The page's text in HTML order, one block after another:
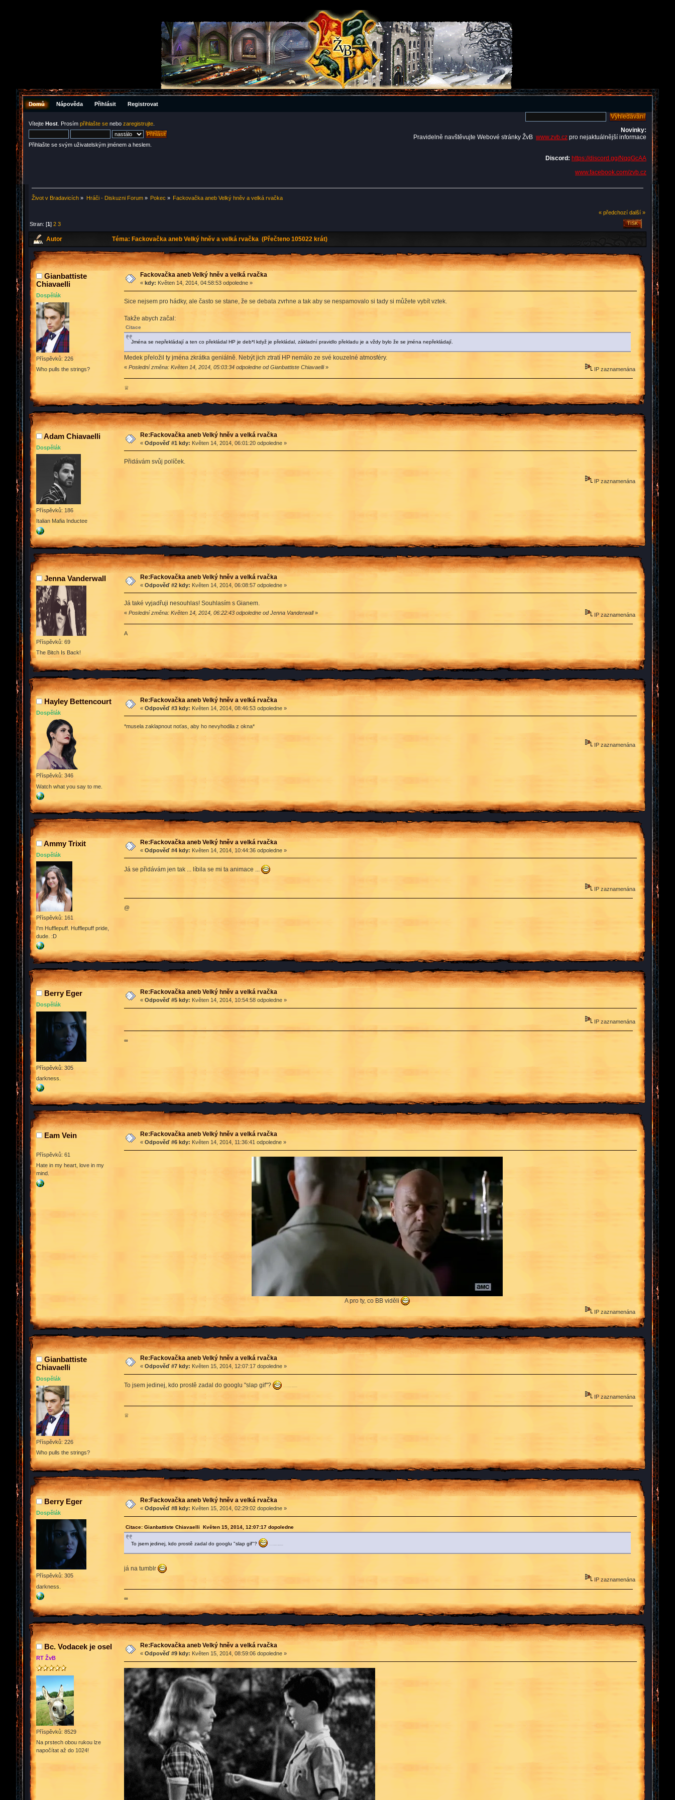
Domů Nápověda Přihlásit Registrovat
Vítejte Host . Prosím přihlašte se nebo zaregistrujte
Přihlašte se svým uživatelským jménem a heslem.
Novinky:
Pravidelně navštěvujte Webové stránky ŽvB www.zvb.cz pro nejaktuálnější informace
Discord: https://discord.gg/NqqGcAA
www.facebook.com/zvb.cz
Život v Bradavicích » Hráči - Diskuzni Forum» Pokec » Fackovačka aneb Velký hněv a velká rvačka
« předchozí další »
TISK
Stran: [1]2 3
Autor Téma: Fackovačka aneb Velký hněv a velká rvačka (Přečteno 105022 krát)
Gianbattiste
Chiavaelli
Dospělák
Příspěvků: 226
Who pulls the strings?
Fackovačka aneb Velký hněv a velká rvačka
« kdy: Květen 14, 2014, 04:58:53 odpoledne »
Sice nejsem pro hádky, ale často se stane, že se debata zvrhne a tak aby se nespamovalo si tady si můžete vybít vztek.
Takže abych začal:
Citace
Jména se nepřekládají a ten co překládal HP je deb*l když je překládal, základní pravidlo překladu je a vždy bylo že se jména nepřekládají.
Medek přeložil ty jména zkrátka geniálně. Nebýt jich ztratí HP nemálo ze své kouzelné atmosféry.
« Poslední změna: Květen 14, 2014, 05:03:34 odpoledne od Gianbattiste Chiavaelli» IP zaznamenána
♕
Adam Chiavaelli
Dospělák
Příspěvků: 186
Italian Mafia Inductee
Re:Fackovačka aneb Velký hněv a velká rvačka
« Odpověď #1 kdy: Květen 14, 2014, 06:01:20 odpoledne »
Přidávám svůj políček.
IP zaznamenána
Jenna Vanderwall
Příspěvků: 69
The Bitch Is Back!
Re:Fackovačka aneb Velký hněv a velká rvačka
« Odpověď #2 kdy: Květen 14, 2014, 06:08:57 odpoledne »
Já také vyjadřuji nesouhlas! Souhlasím s Gianem.
« Poslední změna: Květen 14, 2014, 06:22:43 odpoledne od Jenna Vanderwall» IP zaznamenána
A
Hayley Bettencourt
Dospělák
Příspěvků: 346
Watch what you say to me.
Re:Fackovačka aneb Velký hněv a velká rvačka
« Odpověď #3 kdy: Květen 14, 2014, 08:46:53 odpoledne »
*musela zaklapnout noťas, aby ho nevyhodila z okna*
IP zaznamenána
Ammy Trixit
Dospělák
Příspěvků: 161
I'm Hufflepuff. Hufflepuff pride,
dude. :D
Re:Fackovačka aneb Velký hněv a velká rvačka
« Odpověď #4 kdy: Květen 14, 2014, 10:44:36 odpoledne »
Já se přidávám jen tak ... líbila se mi ta animace ...
IP zaznamenána
@
Berry Eger
Dospělák
Příspěvků: 305
darkness.
Re:Fackovačka aneb Velký hněv a velká rvačka
« Odpověď #5 kdy: Květen 14, 2014, 10:54:58 odpoledne »
IP zaznamenána
∞
Eam Vein
Příspěvků: 61
Hate in my heart, love in my
mind.
Re:Fackovačka aneb Velký hněv a velká rvačka
« Odpověď #6 kdy: Květen 14, 2014, 11:36:41 odpoledne »
A pro ty, co BB viděli
IP zaznamenána
Gianbattiste
Chiavaelli
Dospělák
Příspěvků: 226
Who pulls the strings?
Re:Fackovačka aneb Velký hněv a velká rvačka
« Odpověď #7 kdy: Květen 15, 2014, 12:07:17 dopoledne »
To jsem jedinej, kdo prostě zadal do googlu "slap gif"?
IP zaznamenána
♕
Berry Eger
Dospělák
Příspěvků: 305
darkness.
Re:Fackovačka aneb Velký hněv a velká rvačka
« Odpověď #8 kdy: Květen 15, 2014, 02:29:02 dopoledne »
Citace: Gianbattiste Chiavaelli Květen 15, 2014, 12:07:17 dopoledne
To jsem jedinej, kdo prostě zadal do googlu "slap gif"?
já na tumblr
IP zaznamenána
∞
Bc. Vodacek je osel
RT ŽvB
Příspěvků: 8529
Na prstech obou rukou lze
napočítat až do 1024!
Re:Fackovačka aneb Velký hněv a velká rvačka
« Odpověď #9 kdy: Květen 15, 2014, 08:59:06 dopoledne »